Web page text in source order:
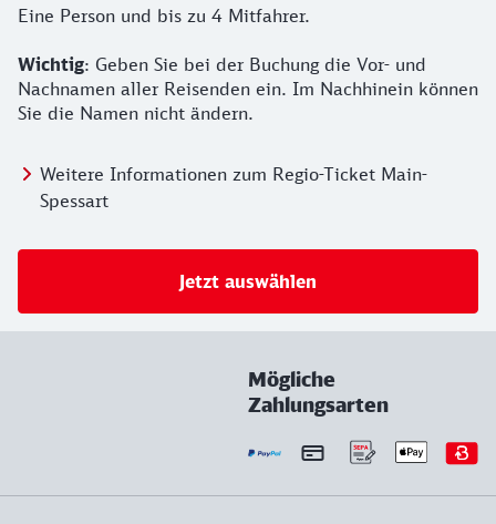
Eine Person und bis zu 4 Mitfahrer.
Wichtig: Geben Sie bei der Buchung die Vor- und
Nachnamen aller Reisenden ein. Im Nachhinein können
Sie die Namen nicht ändern.
Weitere Informationen zum Regio-Ticket Main-
Spessart
Jetzt auswählen
Mögliche
Zahlungsarten